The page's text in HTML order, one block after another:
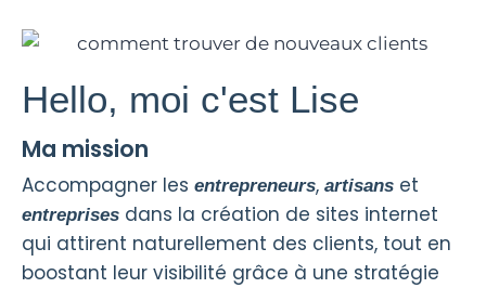
Hello, moi c'est Lise
Ma mission
Accompagner les entrepreneurs, artisans et
entreprises dans la création de sites internet
qui attirent naturellement des clients, tout en
boostant leur visibilité grâce à une stratégie